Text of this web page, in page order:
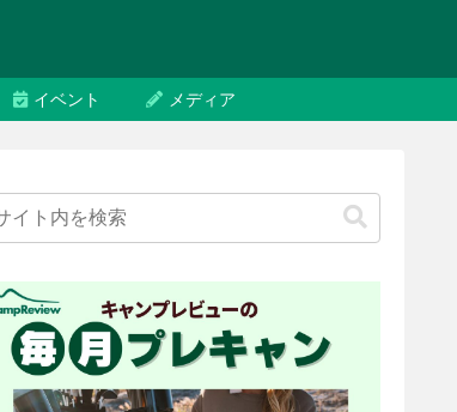
イベント メディア